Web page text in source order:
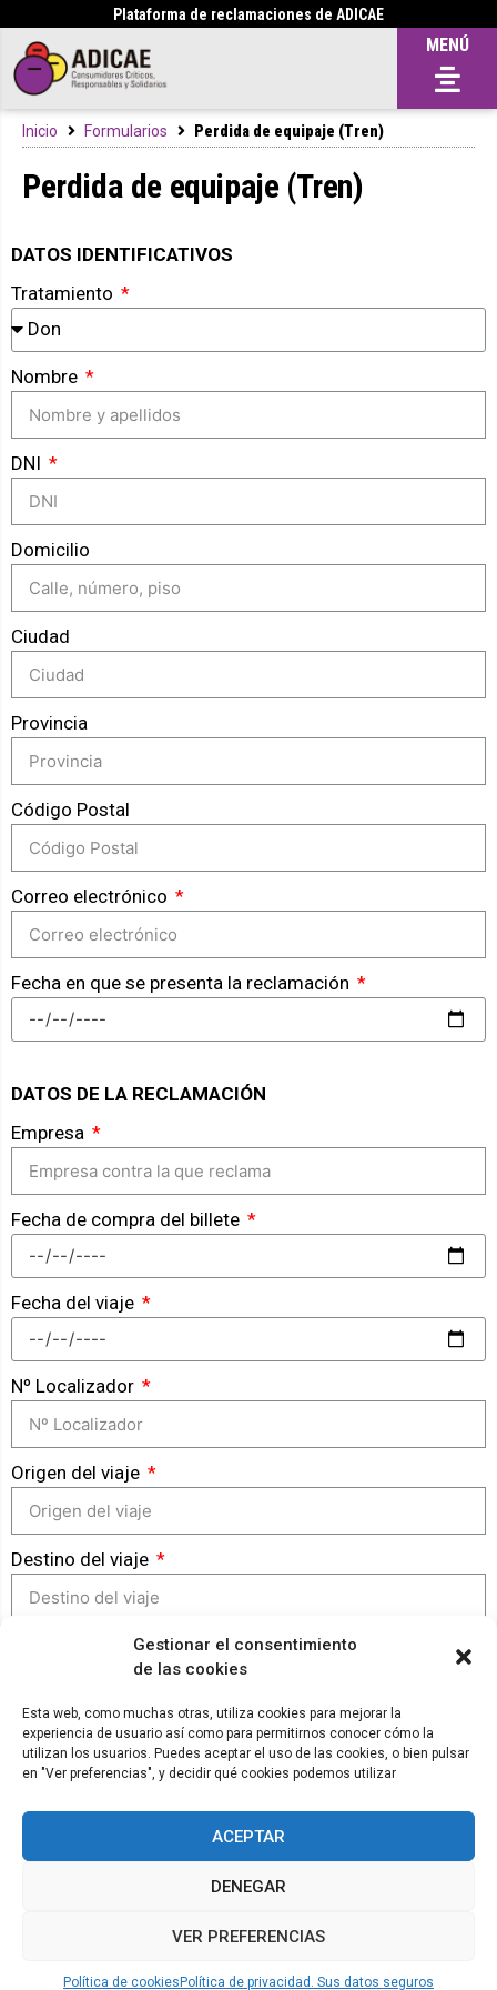
Gestionar el consentimiento
de las cookies
Esta web, como muchas otras, utiliza cookies para mejorar la
experiencia de usuario así como para permitirnos conocer cómo la
utilizan los usuarios. Puedes aceptar el uso de las cookies, o bien pulsar
en "Ver preferencias", y decidir qué cookies podemos utilizar
ACEPTAR
DENEGAR
VER PREFERENCIAS
Política de cookies Política de privacidad. Sus datos seguros
Plataforma de reclamaciones de ADICAE
MENÚ
Inicio Formularios Perdida de equipaje (Tren)
Perdida de equipaje (Tren)
DATOS IDENTIFICATIVOS
Tratamiento
Nombre
DNI
Domicilio
Ciudad
Provincia
Código Postal
Correo electrónico
Fecha en que se presenta la reclamación
DATOS DE LA RECLAMACIÓN
Empresa
Fecha de compra del billete
Fecha del viaje
Nº Localizador
Origen del viaje
Destino del viaje
GENERAR RECLAMACIÓN
© ADICAE - 2022